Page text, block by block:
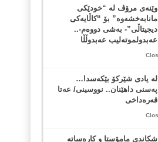
وێنەی مرۆڤ لە “خودێکی
مانابەخشەوە” بۆ “کاڵایەکی
دیجیتاڵی”- بەشی دووەم-..
عەبدولموتەلیب عەبدوڵڵا
لە یادی شێرکۆ بێکەسدا…
پەسنی داهێنان.. نووسینی/ عەتا
قەرەداخی
شکاندی مامۆستا و کارەساتە